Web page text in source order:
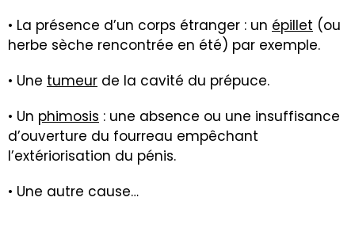
• La présence d’un corps étranger : un épillet (ou
herbe sèche rencontrée en été) par exemple.
• Une tumeur de la cavité du prépuce.
• Un phimosis : une absence ou une insuffisance
d’ouverture du fourreau empêchant
l’extériorisation du pénis.
• Une autre cause…